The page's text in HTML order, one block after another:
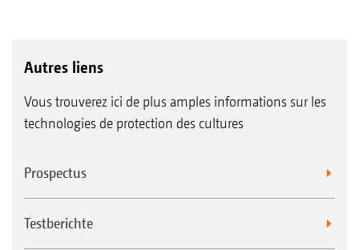
Autres liens
Vous trouverez ici de plus amples informations sur les
technologies de protection des cultures
Prospectus
Testberichte